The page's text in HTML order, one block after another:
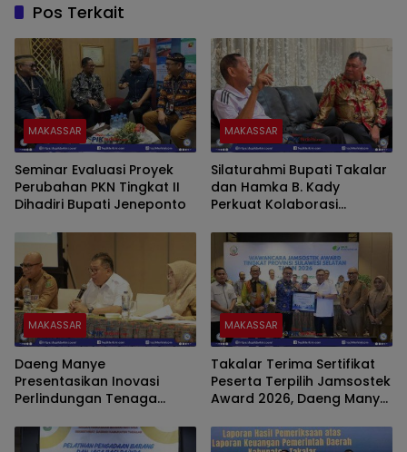
Pos Terkait
MAKASSAR
Seminar Evaluasi Proyek
Perubahan PKN Tingkat II
Dihadiri Bupati Jeneponto
MAKASSAR
Silaturahmi Bupati Takalar
dan Hamka B. Kady
Perkuat Kolaborasi
Pemerintah Pusat
MAKASSAR
Daeng Manye
Presentasikan Inovasi
Perlindungan Tenaga
Jamsostek Award Sulsel
MAKASSAR
Takalar Terima Sertifikat
Peserta Terpilih Jamsostek
Award 2026, Daeng Manye
Pekerja